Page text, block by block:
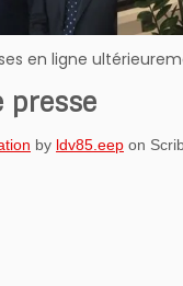
en ligne
presse
by ldv85.eep on